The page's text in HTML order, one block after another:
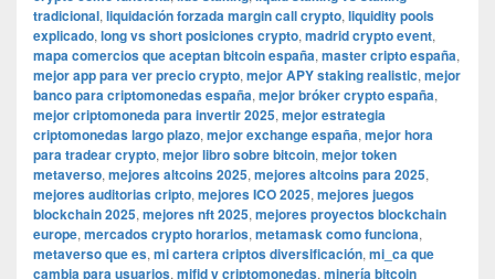
tradicional, liquidación forzada margin call crypto, liquidity pools
explicado, long vs short posiciones crypto, madrid crypto event,
mapa comercios que aceptan bitcoin españa, master cripto españa,
mejor app para ver precio crypto, mejor APY staking realistic, mejor
banco para criptomonedas españa, mejor bróker crypto españa,
mejor criptomoneda para invertir 2025, mejor estrategia
criptomonedas largo plazo, mejor exchange españa, mejor hora
para tradear crypto, mejor libro sobre bitcoin, mejor token
metaverso, mejores altcoins 2025, mejores altcoins para 2025,
mejores auditorias cripto, mejores ICO 2025, mejores juegos
blockchain 2025, mejores nft 2025, mejores proyectos blockchain
europe, mercados crypto horarios, metamask como funciona,
metaverso que es, mi cartera criptos diversificación, mi_ca que
cambia para usuarios, mifid y criptomonedas, minería bitcoin